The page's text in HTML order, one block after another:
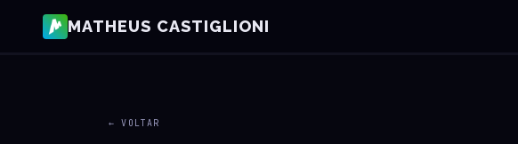
MATHEUS CASTIGLIONI
← VOLTAR